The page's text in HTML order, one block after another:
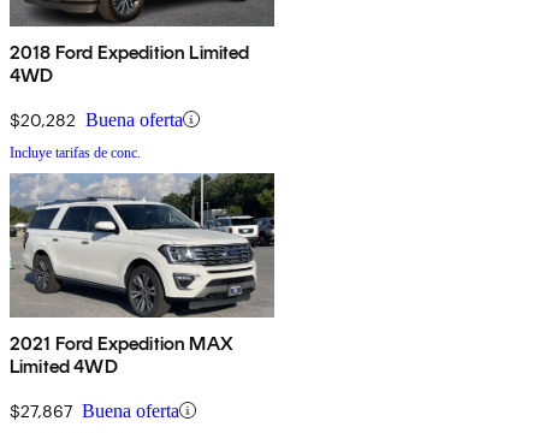
2018 Ford Expedition Limited
4WD
$20,282 Buena oferta
Incluye tarifas de conc.
2021 Ford Expedition MAX
Limited 4WD
$27,867 Buena oferta